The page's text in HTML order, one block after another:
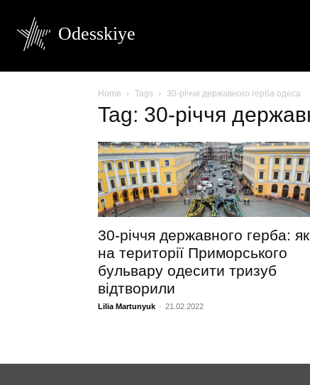
Odesskiye
Home Tags 30-річчя державного герба одеса
Tag: 30-річчя
30-річчя державного герба: як
на території Приморського
бульвару одесити тризуб
відтворили
Lilia Martunyuk - 21.02.2022